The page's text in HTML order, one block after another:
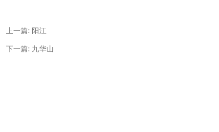
上一篇: 阳江
下一篇: 九华山